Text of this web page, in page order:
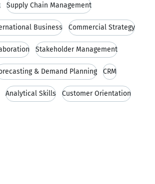
Supply Chain Management
Business Commercial Strategy
Stakeholder Management
& Demand Planning CRM
Analytical Skills Customer Orientation